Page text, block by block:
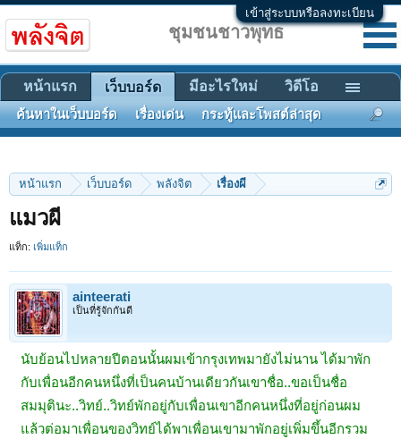
เข้าสู่ระบบหรือลงทะเบียน
หน้าแรก เว็บบอร์ด พลังจิต เรื่องผี
แมวผี
แท็ก: เพิ่มแท็ก
ainteerati
เป็นที่รู้จักกันดี
นับย้อนไปหลายปีตอนนั้นผมเข้ากรุงเทพมายังไม่นาน ได้มาพัก
กับเพื่อนอีกคนหนึ่งที่เป็นคนบ้านเดียวกันเขาชื่อ..ขอเป็นชื่อ
สมมุตินะ..วิทย์..วิทย์พักอยู่กับเพื่อนเขาอีกคนหนึ่งที่อยู่ก่อนผม
แล้วต่อมาเพื่อนของวิทย์ได้พาเพื่อนเขามาพักอยู่เพิ่มขึ้นอีกรวม
ชุมชนชาวพุทธ
หน้าแรก เว็บบอร์ด
ค้นหาในเว็บบอร์ด เรื่องเด่น กระทู้และโพสต์ล่าสุด
มีอะไรใหม่ วิดีโอ